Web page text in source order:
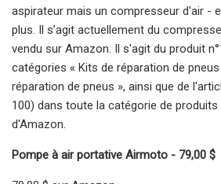
aspirateur mais un compresseur d'air -
plus. Il s’agit actuellement du
vendu sur Amazon. Il s'agit du produit
catégories « Kits de réparation de
réparation de pneus », ainsi que de
100) dans toute la catégorie de
d'Amazon.
Pompe à air portative Airmoto - 79,00 $